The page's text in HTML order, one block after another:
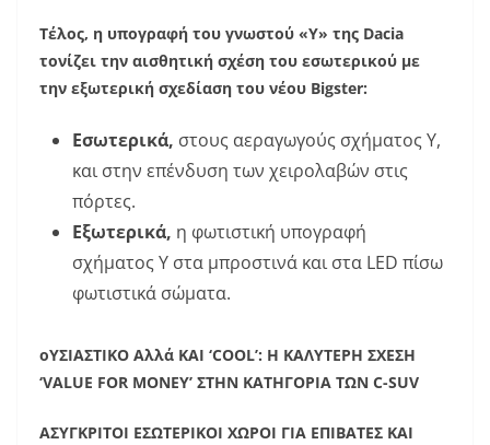
Τέλος, η υπογραφή του γνωστού «Υ» της Dacia
τονίζει την αισθητική σχέση του εσωτερικού με
την εξωτερική σχεδίαση του νέου Bigster:
Εσωτερικά, στους αεραγωγούς σχήματος Y,
και στην επένδυση των χειρολαβών στις
πόρτες.
Εξωτερικά, η φωτιστική υπογραφή
σχήματος Y στα μπροστινά και στα LED πίσω
φωτιστικά σώματα.
οΥΣΙΑΣΤΙΚΟ Αλλά ΚΑΙ ‘COOL’: Η ΚΑΛΥΤΕΡΗ ΣΧΕΣΗ
‘VALUE FOR MONEY’ ΣΤΗΝ ΚΑΤΗΓΟΡΙΑ ΤΩΝ C-SUV
ΑΣΥΓΚΡΙΤΟΙ ΕΣΩΤΕΡΙΚΟΙ ΧΩΡΟΙ ΓΙΑ ΕΠΙΒΑΤΕΣ ΚΑΙ